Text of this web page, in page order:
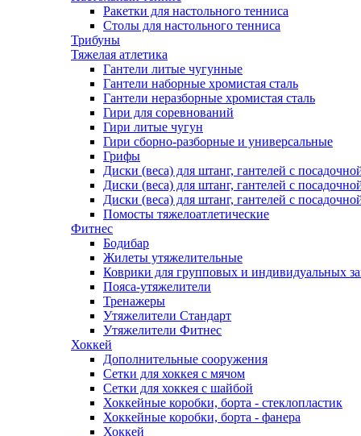
Ракетки для настольного тенниса
Столы для настольного тенниса
Трибуны
Тяжелая атлетика
Гантели литые чугунные
Гантели наборные хромистая сталь
Гантели неразборные хромистая сталь
Гири для соревнований
Гири литые чугун
Гири сборно-разборные и универсальные
Грифы
Диски (веса) для штанг, гантелей с
Диски (веса) для штанг, гантелей с
Диски (веса) для штанг, гантелей с
Помосты тяжелоатлетические
Фитнес
Бодибар
Жилеты утяжелительные
Коврики для групповых и индивидуальных
Пояса-утяжелители
Тренажеры
Утяжелители Стандарт
Утяжелители Фитнес
Хоккей
Дополнительные сооружения
Сетки для хоккея с мячом
Сетки для хоккея с шайбой
Хоккейные коробки, борта - стеклопластик
Хоккейные коробки, борта - фанера
Хоккей